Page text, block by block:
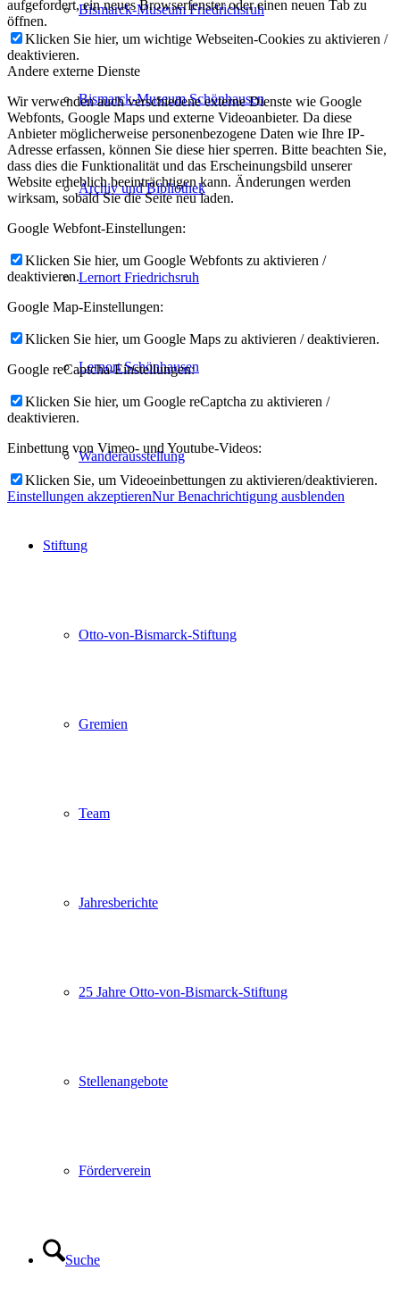
Bismarck-Museum Friedrichsruh
Bismarck-Museum Schönhausen
Archiv und Bibliothek
Lernort Friedrichsruh
Lernort Schönhausen
Wanderausstellung
Stiftung
Otto-von-Bismarck-Stiftung
Gremien
Team
Jahresberichte
25 Jahre Otto-von-Bismarck-Stiftung
Stellenangebote
Förderverein
Suche
aufgefordert, ein neues Browserfenster oder einen neuen Tab zu
öffnen.
Klicken Sie hier, um wichtige Webseiten-Cookies zu aktivieren /
deaktivieren.
Andere externe Dienste
Wir verwenden auch verschiedene externe Dienste wie Google
Webfonts, Google Maps und externe Videoanbieter. Da diese
Anbieter möglicherweise personenbezogene Daten wie Ihre IP-
Adresse erfassen, können Sie diese hier sperren. Bitte beachten Sie,
dass dies die Funktionalität und das Erscheinungsbild unserer
Website erheblich beeinträchtigen kann. Änderungen werden
wirksam, sobald Sie die Seite neu laden.
Google Webfont-Einstellungen:
Klicken Sie hier, um Google Webfonts zu aktivieren /
deaktivieren.
Google Map-Einstellungen:
Klicken Sie hier, um Google Maps zu aktivieren / deaktivieren.
Google reCaptcha-Einstellungen:
Klicken Sie hier, um Google reCaptcha zu aktivieren /
deaktivieren.
Einbettung von Vimeo- und Youtube-Videos:
Klicken Sie, um Videoeinbettungen zu aktivieren/deaktivieren.
Einstellungen akzeptierenNur Benachrichtigung ausblenden